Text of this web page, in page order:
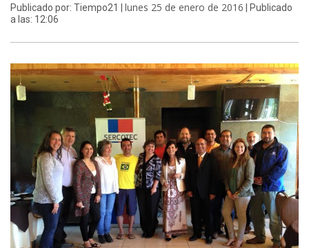
Publicado por: Tiempo21 | lunes 25 de enero de 2016 | Publicado
a las: 12:06